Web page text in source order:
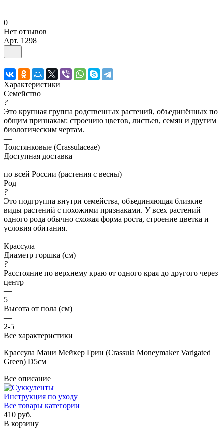
0
Нет отзывов
Арт. 1298
Характеристики
Семейство
?
Это крупная группа родственных растений, объединённых по
общим признакам: строению цветов, листьев, семян и другим
биологическим чертам.
—
Толстянковые (Crassulaceae)
Доступная доставка
—
по всей России (растения с весны)
Род
?
Это подгруппа внутри семейства, объединяющая близкие
виды растений с похожими признаками. У всех растений
одного рода обычно схожая форма роста, строение цветка и
условия обитания.
—
Крассула
Диаметр горшка (см)
?
Расстояние по верхнему краю от одного края до другого через
центр
—
5
Высота от пола (см)
—
2-5
Все характеристики
Крассула Мани Мейкер Грин (Crassula Moneymaker Varigated
Green) D5см
Все описание
Инструкция по уходу
Все товары категории
410 руб.
В корзину